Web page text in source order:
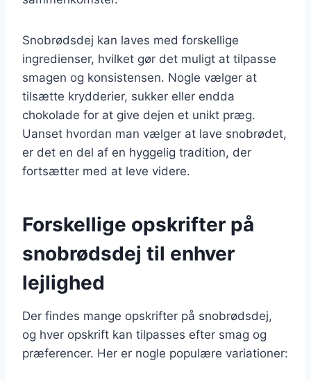
Snobrødsdej kan laves med forskellige
ingredienser, hvilket gør det muligt at tilpasse
smagen og konsistensen. Nogle vælger at
tilsætte krydderier, sukker eller endda
chokolade for at give dejen et unikt præg.
Uanset hvordan man vælger at lave snobrødet,
er det en del af en hyggelig tradition, der
fortsætter med at leve videre.
Forskellige opskrifter på
snobrødsdej til enhver
lejlighed
Der findes mange opskrifter på snobrødsdej,
og hver opskrift kan tilpasses efter smag og
præferencer. Her er nogle populære variationer: